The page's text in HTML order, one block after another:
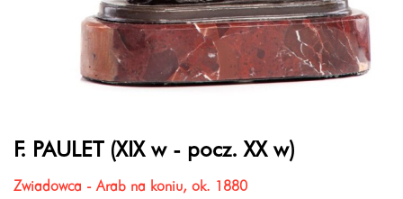
F. PAULET (XIX w - pocz. XX w)
Zwiadowca - Arab na koniu, ok. 1880